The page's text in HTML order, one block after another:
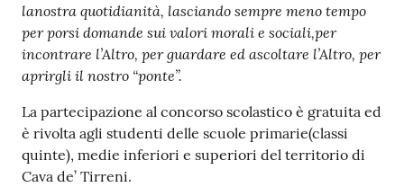
lanostra quotidianità, lasciando sempre meno tempo
per porsi domande sui valori morali e sociali,per
incontrare l’Altro, per guardare ed ascoltare l’Altro, per
aprirgli il nostro “ponte”.
La partecipazione al concorso scolastico è gratuita ed
è rivolta agli studenti delle scuole primarie(classi
quinte), medie inferiori e superiori del territorio di
Cava de’ Tirreni.